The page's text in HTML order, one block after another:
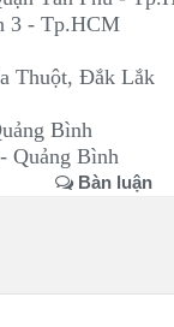
3 - Tp.HCM
Thuột, Đắk Lắk
Bình
Quảng Bình
Bàn luận